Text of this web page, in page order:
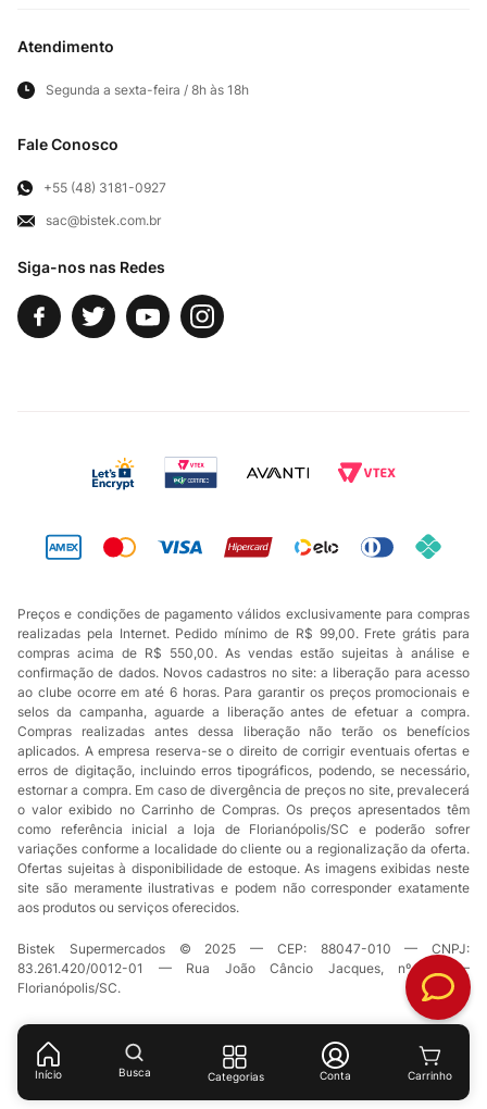
Início Busca Categorias Conta
Siga-nos nas Redes
Privacidade e Segurança
Panfletos lojas físicas
Acompanhe seu pedido
Frete e Entregas
Troca e Devoluções
Exercício de Direito
Fale Conosco
Atendimento
Segunda a sexta-feira / 8h às 18h
Fale Conosco
+55 (48) 3181-0927
sac@bistek.com.br
Preços e condições de pagamento válidos exclusivamente para compras
realizadas pela Internet. Pedido mínimo de R$ 99,00. Frete grátis para
compras acima de R$ 550,00. As vendas estão sujeitas à análise e
confirmação de dados. Novos cadastros no site: a liberação para acesso
ao clube ocorre em até 6 horas. Para garantir os preços promocionais e
selos da campanha, aguarde a liberação antes de efetuar a compra.
Compras realizadas antes dessa liberação não terão os benefícios
aplicados. A empresa reserva-se o direito de corrigir eventuais ofertas e
erros de digitação, incluindo erros tipográficos, podendo, se necessário,
estornar a compra. Em caso de divergência de preços no site, prevalecerá
o valor exibido no Carrinho de Compras. Os preços apresentados têm
como referência inicial a loja de Florianópolis/SC e poderão sofrer
variações conforme a localidade do cliente ou a regionalização da oferta.
Ofertas sujeitas à disponibilidade de estoque. As imagens exibidas neste
site são meramente ilustrativas e podem não corresponder exatamente
aos produtos ou serviços oferecidos.
Bistek Supermercados © 2025 — CEP: 88047-010 — CNPJ:
83.261.420/0012-01 — Rua João Câncio Jacques, nº 49 —
Florianópolis/SC.